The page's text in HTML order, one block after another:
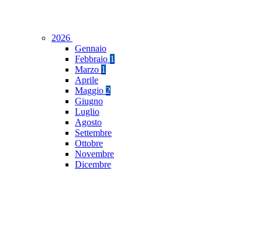
2026
Gennaio
Febbraio 1
Marzo 1
Aprile
Maggio 2
Giugno
Luglio
Agosto
Settembre
Ottobre
Novembre
Dicembre